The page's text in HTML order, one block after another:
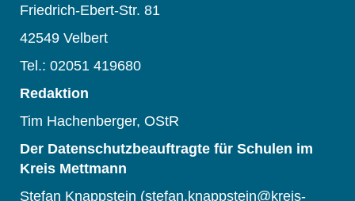
Friedrich-Ebert-Str. 81
42549 Velbert
Tel.: 02051 419680
Redaktion
Tim Hachenberger, OStR
Der Datenschutzbeauftragte für Schulen im
Kreis Mettmann
Stefan Knappstein (stefan.knappstein@kreis-